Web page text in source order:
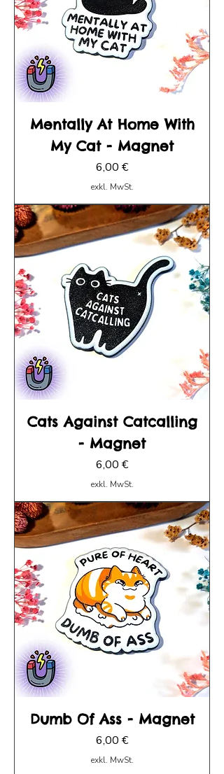
Mentally At Home With
My Cat - Magnet
Preis
6,00 €
exkl. MwSt.
Cats Against Catcalling
- Magnet
Preis
6,00 €
exkl. MwSt.
Dumb Of Ass - Magnet
Preis
6,00 €
exkl. MwSt.